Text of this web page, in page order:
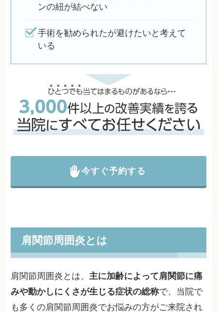
ンの紐が結べない
手術を勧められたが避けたいと考えて
いる
今すぐ予約する
肩関節周囲炎とは
肩関節周囲炎とは、 主に加齢によって肩関節に痛
みや動かしにくさが生じる症状の総称で、当院で
も多くの肩関節周囲炎でお悩みの方がご来院され